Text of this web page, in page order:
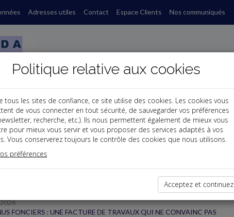
Adresses utiles Contact Espace Clients Nos communiqués
dernières dépêches
FONCIERS : UNE FACTURE DE TRAVAUX QUI NE CONVAINC PAS
Politique relative aux cookies
tous les sites de confiance, ce site utilise des cookies. Les cookies vous
de vous connecter en tout sécurité, de sauvegarder vos préférences
recherche, etc.). Ils nous permettent également de mieux vous
pour mieux vous servir et vous proposer des services adaptés à vos
Vous conserverez toujours le contrôle des cookies que nous utilisons.
préférences
Acceptez et continuez